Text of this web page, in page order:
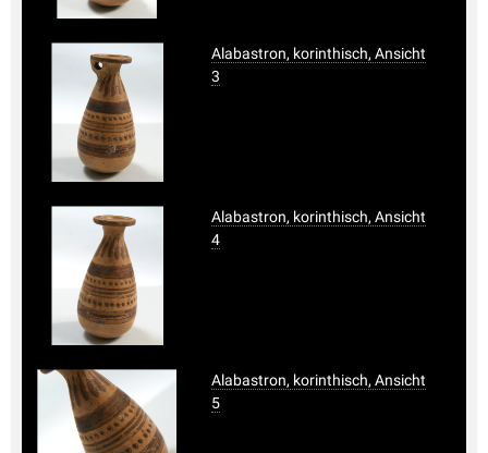
Alabastron, korinthisch, Ansicht
3
Alabastron, korinthisch, Ansicht
4
Alabastron, korinthisch, Ansicht
5